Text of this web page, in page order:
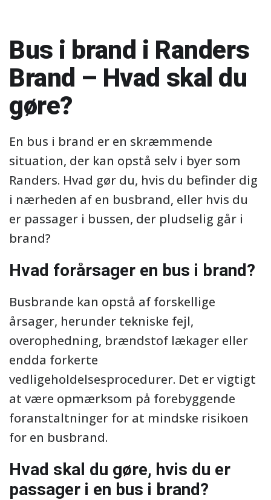
Bus i brand i Randers
Brand – Hvad skal du
gøre?
En bus i brand er en skræmmende
situation, der kan opstå selv i byer som
Randers. Hvad gør du, hvis du befinder dig
i nærheden af en busbrand, eller hvis du
er passager i bussen, der pludselig går i
brand?
Hvad forårsager en bus i brand?
Busbrande kan opstå af forskellige
årsager, herunder tekniske fejl,
overophedning, brændstof lækager eller
endda forkerte
vedligeholdelsesprocedurer. Det er vigtigt
at være opmærksom på forebyggende
foranstaltninger for at mindske risikoen
for en busbrand.
Hvad skal du gøre, hvis du er
passager i en bus i brand?